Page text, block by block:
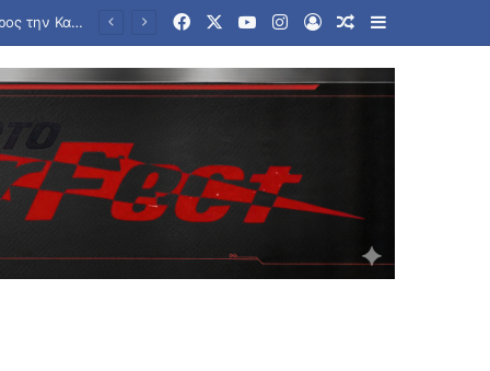
Τραμπ για Ιράν: «Πιστεύω ότι ο πόλεμος θα τελειώσει αρκετά σύντομα» – Τι είπε για το Ορμούζ FacebookYouTubeInstagram
Log InRandom Article
Sidebar